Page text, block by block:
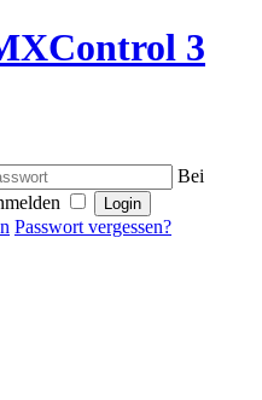
3
Bei
Passwort vergessen?